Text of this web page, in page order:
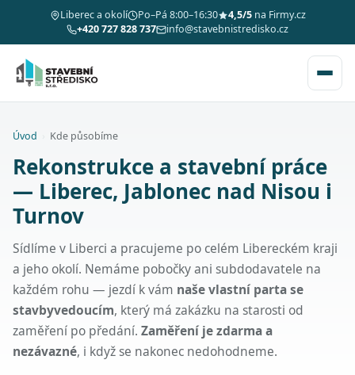
Liberec a okolí Po–Pá 8:00–16:30 4,5/5na Firmy.cz
+420 727 828 737
info@stavebnistredisko.cz
Úvod Kde působíme
Rekonstrukce a stavební práce
— Liberec, Jablonec nad Nisou i
Turnov
Sídlíme v Liberci a pracujeme po celém Libereckém kraji
a jeho okolí. Nemáme pobočky ani subdodavatele na
každém rohu — jezdí k vám naše vlastní parta se
stavbyvedoucím, který má zakázku na starosti od
zaměření po předání. Zaměření je zdarma a
nezávazné, i když se nakonec nedohodneme.